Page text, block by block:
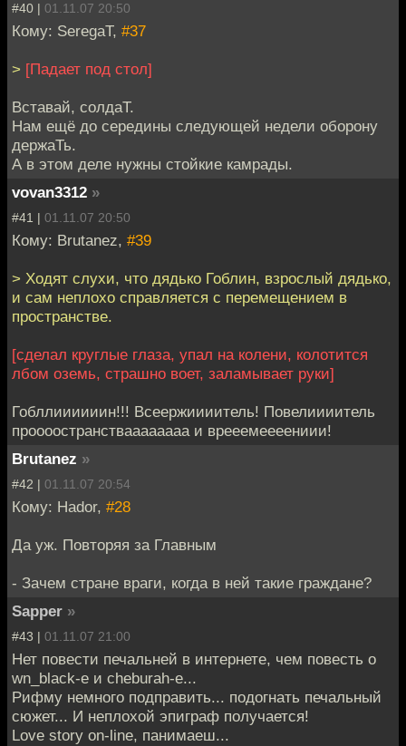
#40 | 01.11.07 20:50
Кому: SeregaT, #37
> [Падает под стол]
Вставай, солдаТ.
Нам ещё до середины следующей недели оборону
держаТь.
А в этом деле нужны стойкие камрады.
vovan3312 »
#41 | 01.11.07 20:50
Кому: Brutanez, #39
> Ходят слухи, что дядько Гоблин, взрослый дядько,
и сам неплохо справляется с перемещением в
пространстве.
[сделал круглые глаза, упал на колени, колотится
лбом оземь, страшно воет, заламывает руки]
Гобллиииииин!!! Всеержиииитель! Повелиииитель
проооостранстваааааааа и врееемеееениии!
Brutanez »
#42 | 01.11.07 20:54
Кому: Hador, #28
Да уж. Повторяя за Главным
- Зачем стране враги, когда в ней такие граждане?
Sapper »
#43 | 01.11.07 21:00
Нет повести печальней в интернете, чем повесть о
wn_black-е и cheburah-е...
Рифму немного подправить... подогнать печальный
сюжет... И неплохой эпиграф получается!
Love story on-line, панимаеш...